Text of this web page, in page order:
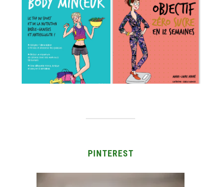
PINTEREST